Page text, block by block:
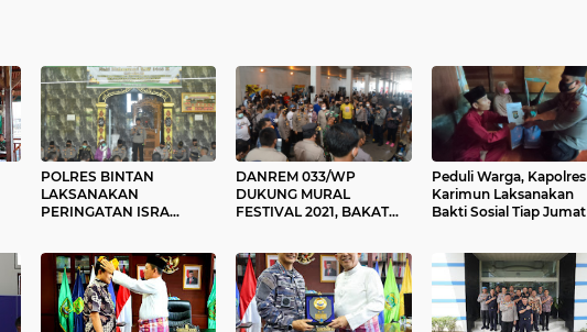
POLRES BINTAN
LAKSANAKAN
PERINGATAN ISRA
DANREM 033/WP
DUKUNG MURAL
FESTIVAL 2021, BAKAT
Peduli Warga, Kapolres
Karimun Laksanakan
Bakti Sosial Tiap Jumat